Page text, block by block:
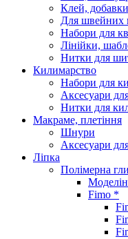
Клей,
Для швейних
Набори для
Лінійки,
Нитки для
Килимарство
Набори для
Аксесуари
Нитки для
Макраме, плетіння
Шнури
Аксесуари
Ліпка
Полімерна
Fimo *